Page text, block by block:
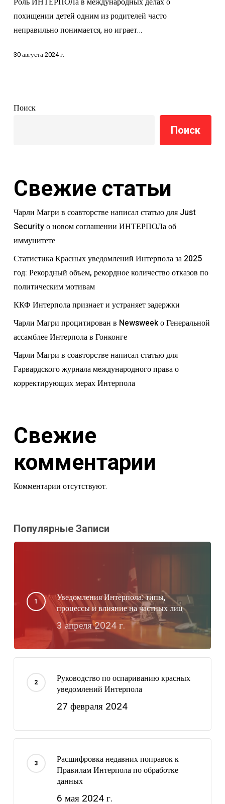
вебинару
похищении детей одним из родителей часто
неправильно понимается, но играет…
30 августа 2024 г.
Поиск
Поиск
Свежие статьи
Чарли Магри в соавторстве написал статью для Just
Security о новом соглашении ИНТЕРПОЛа об
иммунитете
Статистика Красных уведомлений Интерпола за 2025
год: Рекордный объем, рекордное количество отказов по
политическим мотивам
ККФ Интерпола признает и устраняет задержки
Чарли Магри процитирован в Newsweek о Генеральной
ассамблее Интерпола в Гонконге
Чарли Магри в соавторстве написал статью для
Гарвардского журнала международного права о
корректирующих мерах Интерпола
Свежие
комментарии
Комментарии отсутствуют.
Популярные Записи
Уведомления Интерпола: типы,
процессы и влияние на частных лиц
3 апреля 2024 г.
Руководство по оспариванию красных
уведомлений Интерпола
27 февраля 2024
Расшифровка недавних поправок к
Правилам Интерпола по обработке
данных
6 мая 2024 г.